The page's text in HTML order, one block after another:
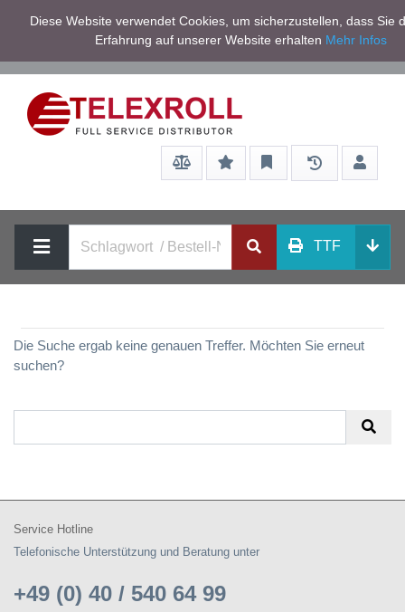
Service/Hilfe
Netto zzgl.
Mwst
TTF
Die Suche ergab keine genauen Treffer. Möchten Sie erneut
suchen?
Service Hotline
Telefonische Unterstützung und Beratung unter
+49 (0) 40 / 540 64 99
Diese Website verwendet Cookies, um sicherzustellen, dass Sie
Erfahrung auf unserer Website erhalten Mehr Infos